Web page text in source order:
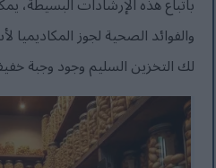
والفوائد الصحية لجوز
لك التخزين السليم وجود وجبة